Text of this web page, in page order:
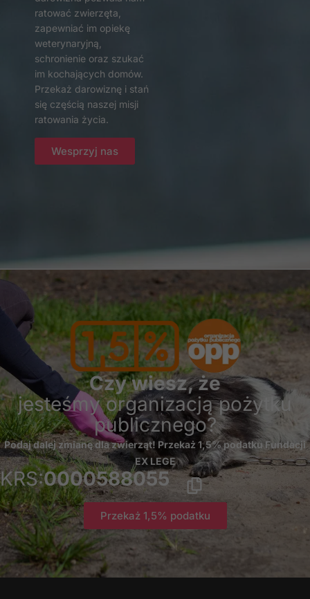
ratować zwierzęta,
zapewniać im opiekę
weterynaryjną,
schronienie oraz szukać
im kochających domów.
Przekaż darowiznę i stań
się częścią naszej misji
ratowania życia.
Wesprzyj nas
Czy wiesz, że
jesteśmy organizacją pożytku
publicznego?
Podaj dalej zmianę dla zwierząt! Przekaż 1,5% podatku Fundacji
EX LEGE
KRS:0000588055
Przekaż 1,5% podatku
zainteresowania i
podczas
strony, zwiększasz
szansę na
zobaczenie
spersonalizowanych
treści i ofert.